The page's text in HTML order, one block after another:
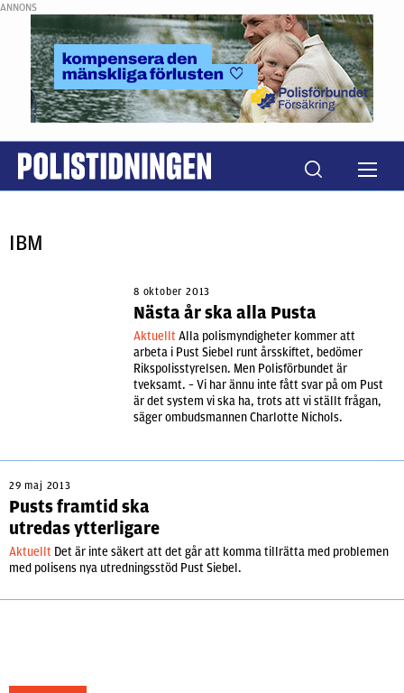
ANNONS
IBM
8 oktober 2013
Nästa år ska alla Pusta
Aktuellt Alla polismyndigheter kommer att
arbeta i Pust Siebel runt årsskiftet, bedömer
Rikspolisstyrelsen. Men Polisförbundet är
tveksamt. – Vi har ännu inte fått svar på om Pust
är det system vi ska ha, trots att vi ställt frågan,
säger ombudsmannen Charlotte Nichols.
29 maj 2013
Pusts framtid ska
utredas ytterligare
Aktuellt Det är inte säkert att det går att komma tillrätta med problemen
med polisens nya utredningsstöd Pust Siebel.